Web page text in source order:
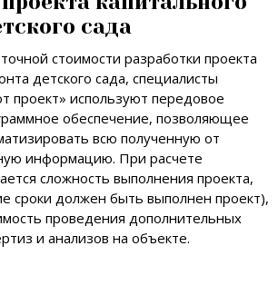
сада
стоимости разработки проекта
детского сада, специалисты
проект» используют передовое
обеспечение, позволяющее
всю полученную от
информацию. При расчете
сложность выполнения проекта,
сроки должен быть выполнен проект),
проведения дополнительных
и анализов на объекте.